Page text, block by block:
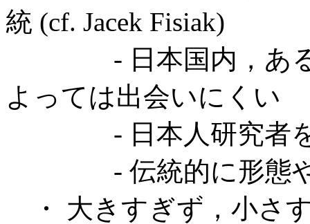
統 (cf. Jacek Fisiak)
- 日本国内，あるい
よっては出会いにくい
- 日本人研究者を
- 伝統的に形態や
・ 大きすぎず，小さ